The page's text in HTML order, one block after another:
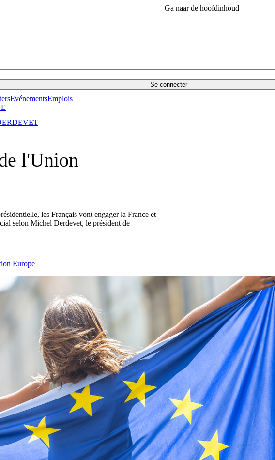
Ga naar de hoofdinhoud
Se connecter
EvénementsEmplois
l'Union
les Français vont engager la France et
selon Michel Derdevet, le président de
Europe